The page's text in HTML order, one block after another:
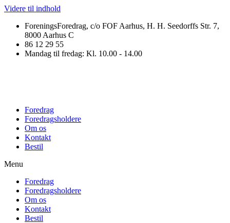
Videre til indhold
ForeningsForedrag, c/o FOF Aarhus, H. H. Seedorffs Str. 7,
8000 Aarhus C
86 12 29 55
Mandag til fredag: Kl. 10.00 - 14.00
Foredrag
Foredragsholdere
Om os
Kontakt
Bestil
Menu
Foredrag
Foredragsholdere
Om os
Kontakt
Bestil